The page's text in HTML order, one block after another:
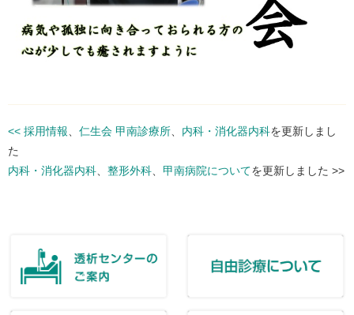
<< 採用情報、 仁生会 甲南診療所、 内科・消化器内科を更新しまし
た
内科・消化器内科、 整形外科、 甲南病院についてを更新しました >>